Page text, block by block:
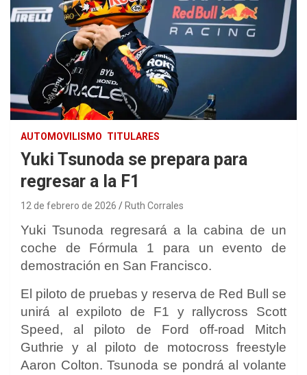
AUTOMOVILISMO TITULARES
Yuki Tsunoda se prepara para
regresar a la F1
12 de febrero de 2026 Ruth Corrales
Yuki Tsunoda regresará a la cabina de un
coche de Fórmula 1 para un evento de
demostración en San Francisco.
El piloto de pruebas y reserva de Red Bull se
unirá al expiloto de F1 y rallycross Scott
Speed, al piloto de Ford off-road Mitch
Guthrie y al piloto de motocross freestyle
Aaron Colton. Tsunoda se pondrá al volante